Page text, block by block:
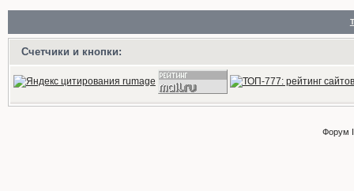
Счетчики и кнопки:
Форум